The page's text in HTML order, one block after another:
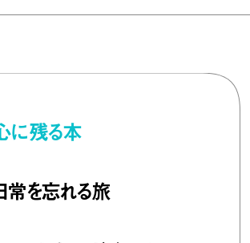
に残る本
常を忘れる旅